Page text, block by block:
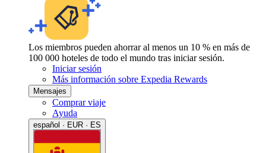
Los miembros pueden ahorrar al menos un 10 % en más de
100 000 hoteles de todo el mundo tras iniciar sesión.
Iniciar sesión
Más información sobre Expedia Rewards
Mensajes
Comprar viaje
Ayuda
español · EUR · ES